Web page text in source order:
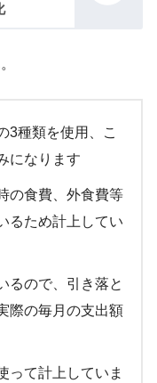
3種類を使用、こ
になります
の食費、外食費等
るため計上してい
るので、引き落と
際の毎月の支出額
って計上していま